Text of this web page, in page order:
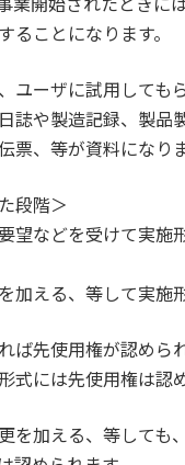
ることになります。
ユーザに試用して
誌や製造記録、製
票、等が資料になりま
段階＞
望などを受けて実施
える、等して実施
ば先使用権が認め
式には先使用権は認
を加える、等して